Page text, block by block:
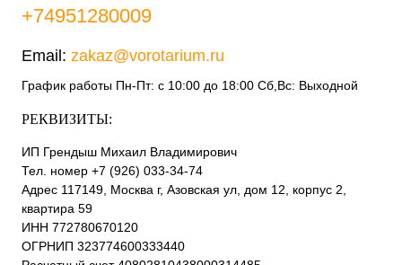
+74951280009
Email: zakaz@vorotarium.ru
График работы Пн-Пт: с 10:00 до 18:00 Сб,Вс: Выходной
РЕКВИЗИТЫ:
ИП Грендыш Михаил Владимирович
Тел. номер +7 (926) 033-34-74
Адрес 117149, Москва г, Азовская ул, дом 12, корпус 2,
квартира 59
ИНН 772780670120
ОГРНИП 323774600333440